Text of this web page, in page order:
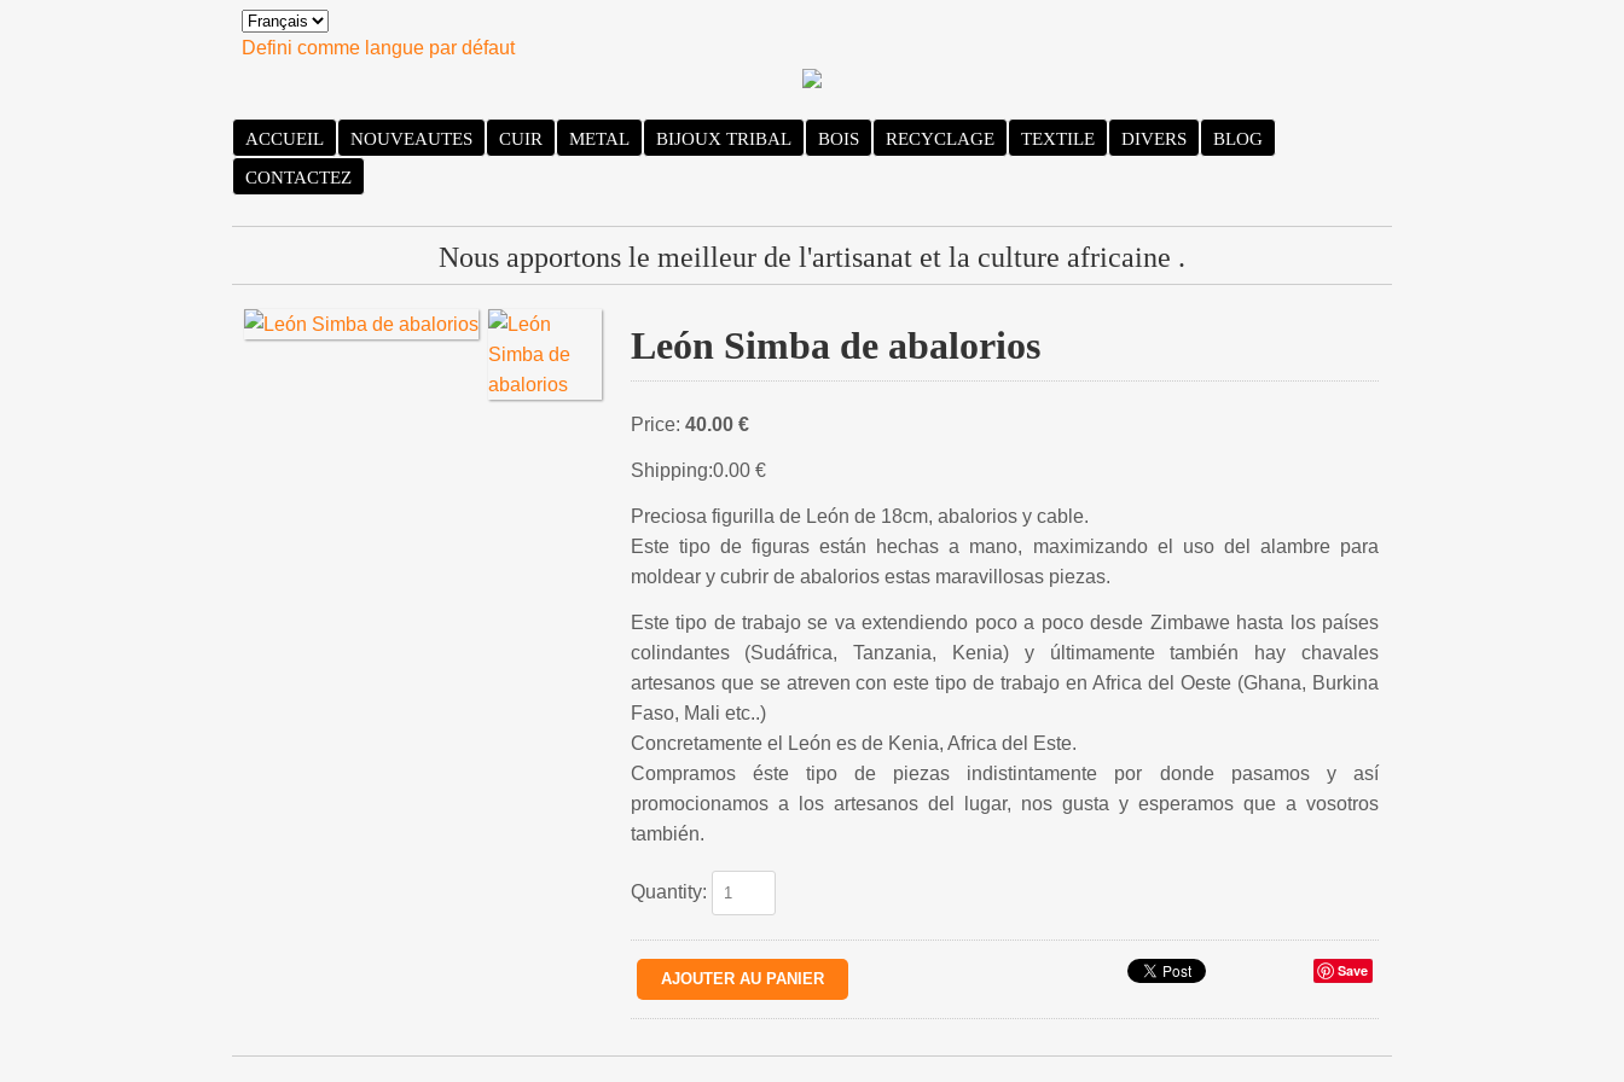
Defini comme langue par défaut
ACCUEIL NOUVEAUTES CUIR METAL BIJOUX TRIBAL BOIS RECYCLAGE TEXTILE DIVERS
BLOG
CONTACTEZ
Nous apportons le meilleur de l'artisanat et la culture africaine .
León Simba de abalorios
Price: 40.00 €
Shipping:0.00 €
Preciosa figurilla de León de 18cm, abalorios y cable.
Este tipo de figuras están hechas a mano, maximizando el uso del alambre para
moldear y cubrir de abalorios estas maravillosas piezas.
Este tipo de trabajo se va extendiendo poco a poco desde Zimbawe hasta los países
colindantes (Sudáfrica, Tanzania, Kenia) y últimamente también hay chavales
artesanos que se atreven con este tipo de trabajo en Africa del Oeste (Ghana, Burkina
Faso, Mali etc..)
Concretamente el León es de Kenia, Africa del Este.
Compramos éste tipo de piezas indistintamente por donde pasamos y así
promocionamos a los artesanos del lugar, nos gusta y esperamos que a vosotros
también.
Quantity:
Save